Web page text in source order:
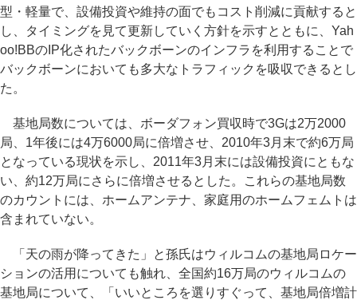
型・軽量で、設備投資や維持の面でもコスト削減に貢献すると
し、タイミングを見て更新していく方針を示すとともに、Yah
oo!BBのIP化されたバックボーンのインフラを利用することで
バックボーンにおいても多大なトラフィックを吸収できるとし
た。
基地局数については、ボーダフォン買収時で3Gは2万2000
局、1年後には4万6000局に倍増させ、2010年3月末で約6万局
となっている現状を示し、2011年3月末には設備投資にともな
い、約12万局にさらに倍増させるとした。これらの基地局数
のカウントには、ホームアンテナ、家庭用のホームフェムトは
含まれていない。
「天の雨が降ってきた」と孫氏はウィルコムの基地局ロケー
ションの活用についても触れ、全国約16万局のウィルコムの
基地局について、「いいところを選りすぐって、基地局倍増計